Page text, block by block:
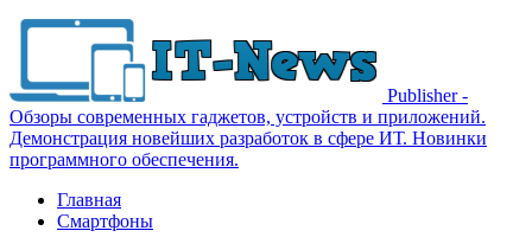
Publisher -
Обзоры современных гаджетов, устройств и приложений.
Демонстрация новейших разработок в сфере ИТ. Новинки
программного обеспечения.
Главная
Смартфоны